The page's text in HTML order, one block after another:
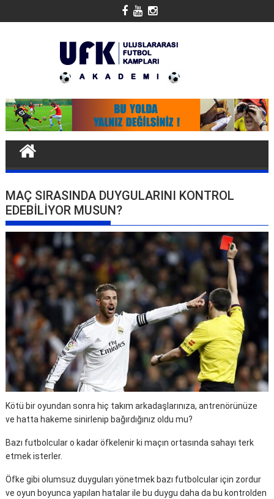
MAÇ SIRASINDA DUYGULARINI KONTROL
EDEBILIYOR MUSUN?
Kötü bir oyundan sonra hiç takım arkadaşlarınıza, antrenörünüze
ve hatta hakeme sinirlenip bağırdığınız oldu mu?
Bazı futbolcular o kadar öfkelenir ki maçın ortasında sahayı terk
etmek isterler.
Öfke gibi olumsuz duyguları yönetmek bazı futbolcular için zordur
ve oyun boyunca yapılan hatalar ile bu duygu daha da bu kontrolden